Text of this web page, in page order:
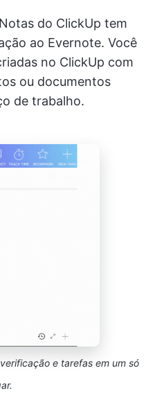
do ClickUp tem
ao Evernote. Você
no ClickUp com
ou documentos
de trabalho.
e tarefas em um só